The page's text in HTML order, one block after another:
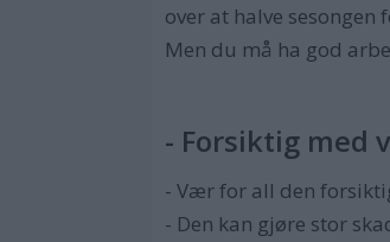
over at halve
Men du må ha god
- Forsiktig med
- Vær for all den
- Den kan gjøre stor